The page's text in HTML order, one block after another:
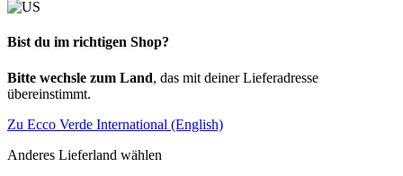
Bist du im richtigen Shop?
Bitte wechsle zum Land, das mit deiner Lieferadresse
übereinstimmt.
Zu Ecco Verde International (English)
Anderes Lieferland wählen